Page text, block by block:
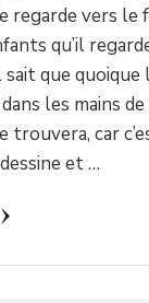
regarde vers le
qu’il
sait que quoique
les mains
trouvera, car
et …